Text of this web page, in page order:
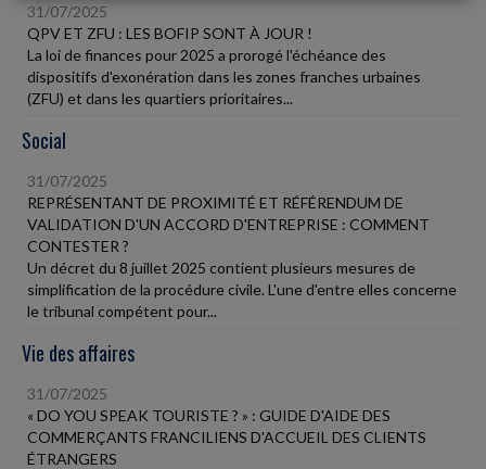
31/07/2025
QPV ET ZFU : LES BOFIP SONT À JOUR !
La loi de finances pour 2025 a prorogé l'échéance des
dispositifs d'exonération dans les zones franches urbaines
(ZFU) et dans les quartiers prioritaires...
Social
31/07/2025
REPRÉSENTANT DE PROXIMITÉ ET RÉFÉRENDUM DE
VALIDATION D'UN ACCORD D'ENTREPRISE : COMMENT
CONTESTER ?
Un décret du 8 juillet 2025 contient plusieurs mesures de
simplification de la procédure civile. L'une d'entre elles concerne
le tribunal compétent pour...
Vie des affaires
31/07/2025
« DO YOU SPEAK TOURISTE ? » : GUIDE D'AIDE DES
COMMERÇANTS FRANCILIENS D'ACCUEIL DES CLIENTS
ÉTRANGERS